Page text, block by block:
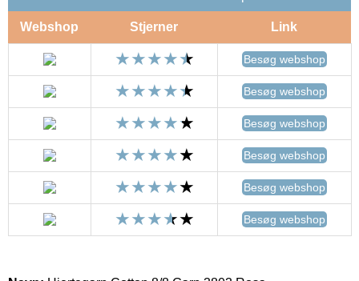
Webshop Stjerner Link
Besøg webshop
Besøg webshop
Besøg webshop
Besøg webshop
Besøg webshop
Besøg webshop